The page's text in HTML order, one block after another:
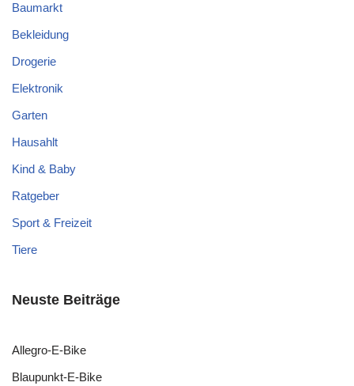
Baumarkt
Bekleidung
Drogerie
Elektronik
Garten
Hausahlt
Kind & Baby
Ratgeber
Sport & Freizeit
Tiere
Neuste Beiträge
Allegro-E-Bike
Blaupunkt-E-Bike